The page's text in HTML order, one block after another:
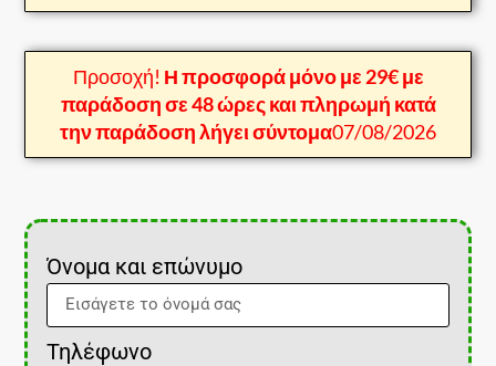
Προσοχή! Η προσφορά μόνο με 29€ με
παράδοση σε 48 ώρες και πληρωμή κατά
την παράδοση λήγει σύντομα07/08/2026
Όνομα και επώνυμο
Τηλέφωνο